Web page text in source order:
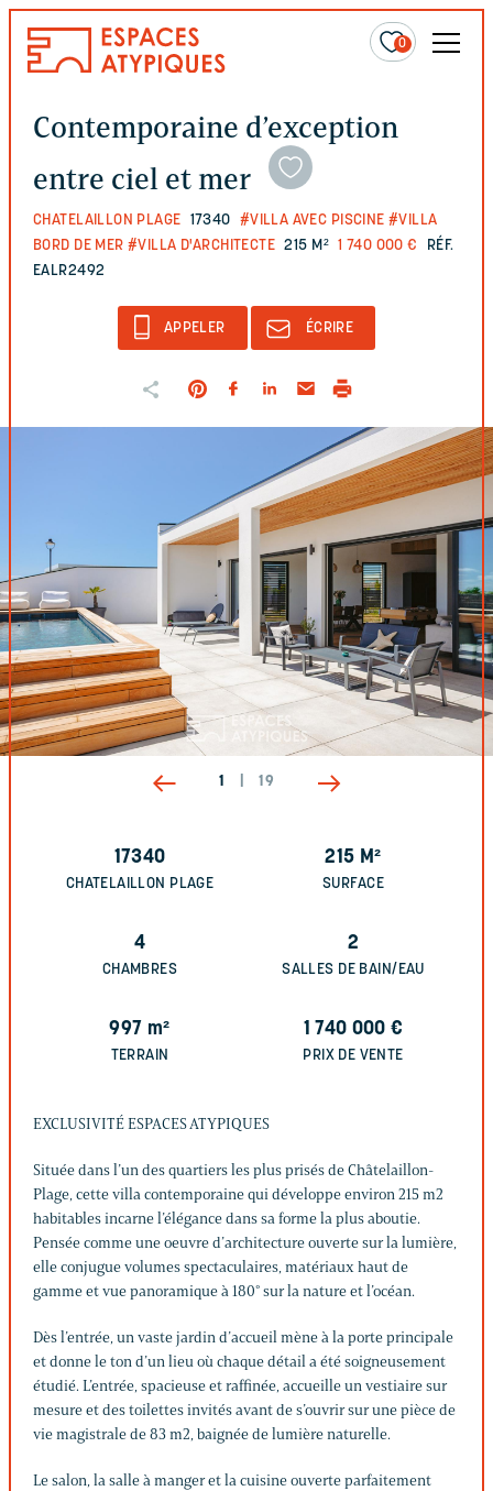
0
Contemporaine d’exception
entre ciel et mer
CHATELAILLON PLAGE 17340 #VILLA AVEC PISCINE #VILLA
BORD DE MER #VILLA D'ARCHITECTE 215 M² 1 740 000 €
RÉF.
EALR2492
APPELER ÉCRIRE
1 19
17340
CHATELAILLON PLAGE
215 M²
SURFACE
4
CHAMBRES
2
SALLES DE BAIN/EAU
997 m²
TERRAIN
1 740 000€
PRIX DE VENTE
EXCLUSIVITÉ ESPACES ATYPIQUES
Située dans l’un des quartiers les plus prisés de Châtelaillon-
Plage, cette villa contemporaine qui développe environ 215 m2
habitables incarne l’élégance dans sa forme la plus aboutie.
Pensée comme une oeuvre d’architecture ouverte sur la lumière,
elle conjugue volumes spectaculaires, matériaux haut de
gamme et vue panoramique à 180° sur la nature et l’océan.
Dès l’entrée, un vaste jardin d’accueil mène à la porte principale
et donne le ton d’un lieu où chaque détail a été soigneusement
étudié. L’entrée, spacieuse et raffinée, accueille un vestiaire sur
mesure et des toilettes invités avant de s’ouvrir sur une pièce de
vie magistrale de 83 m2, baignée de lumière naturelle.
Le salon, la salle à manger et la cuisine ouverte parfaitement